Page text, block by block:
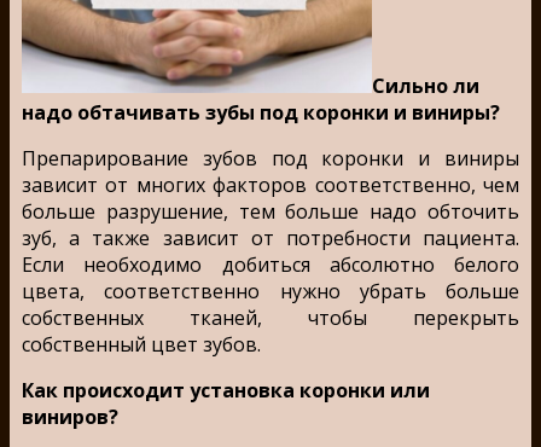
Сильно ли
надо обтачивать зубы под коронки и виниры?
Препарирование зубов под коронки и виниры
зависит от многих факторов соответственно, чем
больше разрушение, тем больше надо обточить
зуб, а также зависит от потребности пациента.
Если необходимо добиться абсолютно белого
цвета, соответственно нужно убрать больше
собственных тканей, чтобы перекрыть
собственный цвет зубов.
Как происходит установка коронки или
виниров?